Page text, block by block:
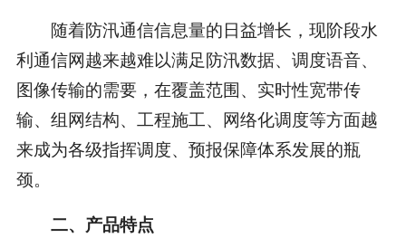
随着防汛通信信息量的日益增长，现阶段水
利通信网越来越难以满足防汛数据、调度语音、
图像传输的需要，在覆盖范围、实时性宽带传
输、组网结构、工程施工、网络化调度等方面越
来成为各级指挥调度、预报保障体系发展的瓶
颈。
二、产品特点